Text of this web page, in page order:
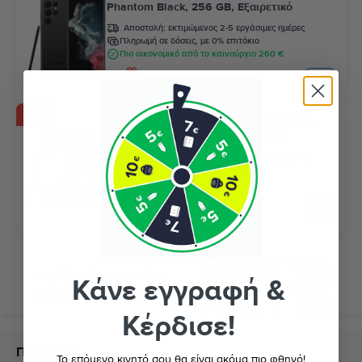
Phantom Black, 256 GB, Εξαιρετικό
Αποστολή: εκτιμώμενος 2-5 εργάσιμες ημέρες
Πληρωμή σε δόσεις, με 0% επιτόκιο
Πιο οικονομικό από το καινούργιο 260 €
42599€
- 41 €
Samsung Galaxy S24 Ultra 5G Dual Sim
Titanium Grey, 512 GB, Εξαιρετικό
Αποστολή:
εκτιμώμενος 2-5 εργάσιμες ημέρες
Πληρωμή σε δόσεις, με 0% επιτόκιο
Πιο οικονομικό από το καινούργιο 328 €
625 99€ 66699 €
Περιγραφή
Κάνε εγγραφή &
Κέρδισε!
Το επόμενο κινητό σου θα είναι ακόμα πιο φθηνό!